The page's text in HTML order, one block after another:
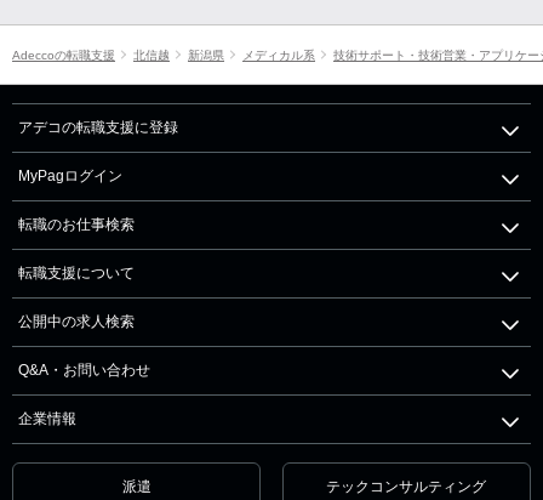
Adeccoの転職支援 北信越 新潟県 メディカル系 技術サポート・技術営業・アプリケ
アデコの転職支援に登録
MyPagログイン
転職のお仕事検索
転職支援について
公開中の求人検索
Q&A・お問い合わせ
企業情報
派遣 テックコンサルティング